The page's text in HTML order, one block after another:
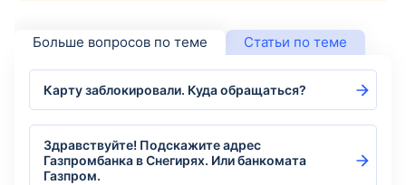
Больше вопросов по теме Статьи по теме
Карту заблокировали. Куда обращаться?
Здравствуйте! Подскажите адрес
Газпромбанка в Снегирях. Или банкомата
Газпром.